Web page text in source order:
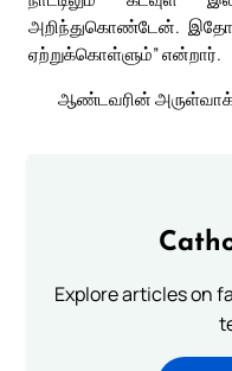
அறிந்துகொண்டேன்.
ஏற்றுக்கொள்ளும்” என்றார்.
ஆண்டவரின்
Explore articles on